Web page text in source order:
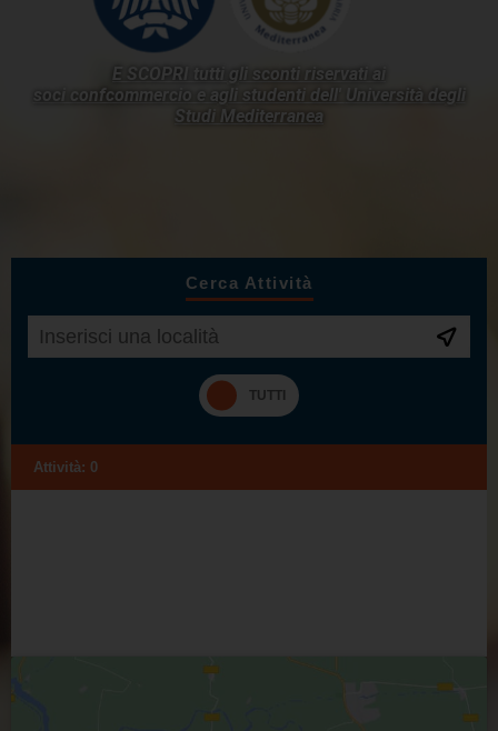
E SCOPRI tutti gli sconti riservati ai
soci confcommercio e agli studenti dell'
Università degli
Studi Mediterranea
Cerca Attività
Attività: 0